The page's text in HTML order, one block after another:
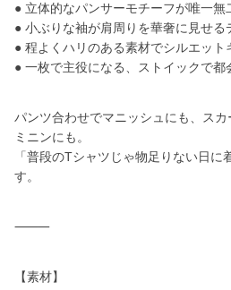
● 立体的なパンサーモチーフが唯一無
● 小ぶりな袖が肩周りを華奢に見せる
● 程よくハリのある素材でシルエット
● 一枚で主役になる、ストイックで都
パンツ合わせでマニッシュにも、ス
ミニンにも。
「普段のTシャツじゃ物足りない日
す。
⸻
【素材】